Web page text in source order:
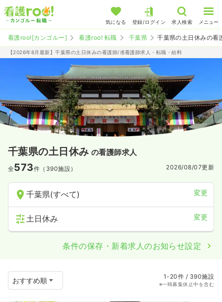
気になる 登録/ログイン 求人検索 メニュー
看護roo![カンゴルー] 看護roo! 転職 千葉県 千葉県の土日休みの看
【2026年8月最新】千葉県の土日休みの看護師/准看護師求人・転職・給料
千葉県の土日休み の看護師求人
全573件（390施設） 2026/08/07更新
千葉県(すべて) 変更
土日休み 変更
条件の保存・新着求人のお知らせ設定
1-20件 / 390施設
※一時募集休止中を含む